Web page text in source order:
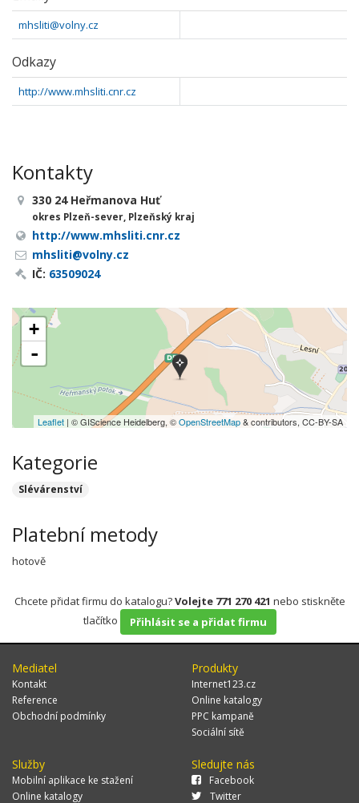
mhsliti@volny.cz
Odkazy
http://www.mhsliti.cnr.cz
Kontakty
330 24 Heřmanova Huť
okres Plzeň-sever, Plzeňský kraj
http://www.mhsliti.cnr.cz
mhsliti@volny.cz
IČ: 63509024
+
-
Leaflet | © GIScience Heidelberg, ©OpenStreetMap& contributors, CC-BY-SA
Kategorie
Slévárenství
Platební metody
hotově
Chcete přidat firmu do katalogu?Volejte 771 270 421 nebo stiskněte
tlačítko
Přihlásit se a přidat firmu
Mediatel
Kontakt
Reference
Obchodní podmínky
Produkty
Internet123.cz
Online katalogy
PPC kampaně
Sociální sítě
Služby
Mobilní aplikace ke stažení
Online katalogy
Sledujte nás
Facebook
Twitter